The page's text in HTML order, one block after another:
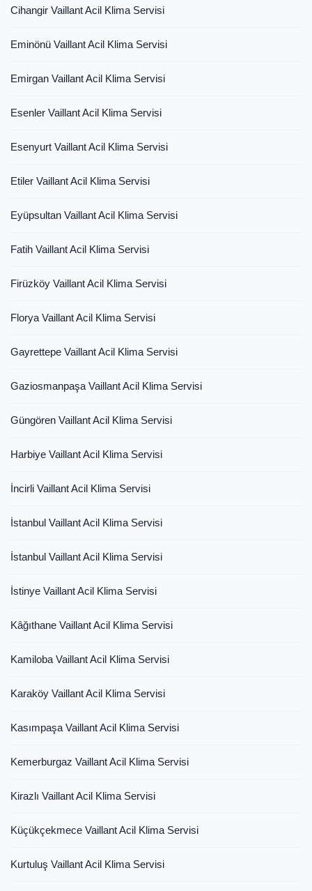
Cihangir Vaillant Acil Klima Servisi
Eminönü Vaillant Acil Klima Servisi
Emirgan Vaillant Acil Klima Servisi
Esenler Vaillant Acil Klima Servisi
Esenyurt Vaillant Acil Klima Servisi
Etiler Vaillant Acil Klima Servisi
Eyüpsultan Vaillant Acil Klima Servisi
Fatih Vaillant Acil Klima Servisi
Firüzköy Vaillant Acil Klima Servisi
Florya Vaillant Acil Klima Servisi
Gayrettepe Vaillant Acil Klima Servisi
Gaziosmanpaşa Vaillant Acil Klima Servisi
Güngören Vaillant Acil Klima Servisi
Harbiye Vaillant Acil Klima Servisi
İncirli Vaillant Acil Klima Servisi
İstanbul Vaillant Acil Klima Servisi
İstanbul Vaillant Acil Klima Servisi
İstinye Vaillant Acil Klima Servisi
Kâğıthane Vaillant Acil Klima Servisi
Kamiloba Vaillant Acil Klima Servisi
Karaköy Vaillant Acil Klima Servisi
Kasımpaşa Vaillant Acil Klima Servisi
Kemerburgaz Vaillant Acil Klima Servisi
Kirazlı Vaillant Acil Klima Servisi
Küçükçekmece Vaillant Acil Klima Servisi
Kurtuluş Vaillant Acil Klima Servisi